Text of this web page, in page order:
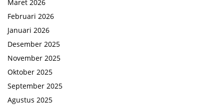
Maret 2026
Februari 2026
Januari 2026
Desember 2025
November 2025
Oktober 2025
September 2025
Agustus 2025